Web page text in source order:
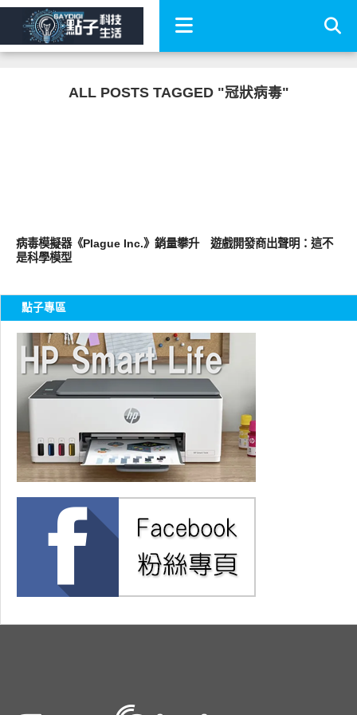
ALL POSTS TAGGED "冠狀病毒"
病毒模擬器《Plague Inc.》銷量攀升 遊戲開發商出聲明：這不
是科學模型
點子專區